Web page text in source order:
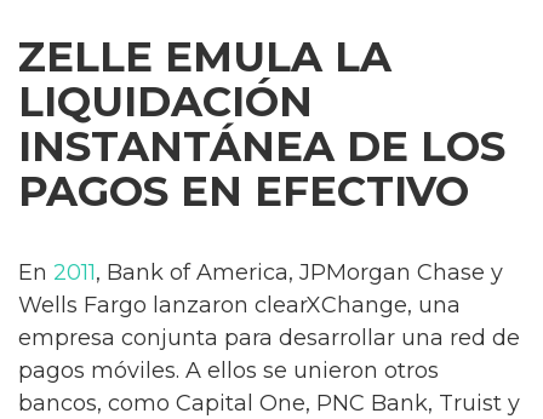
ZELLE EMULA LA
LIQUIDACIÓN
INSTANTÁNEA DE LOS
PAGOS EN EFECTIVO
En 2011, Bank of America, JPMorgan Chase y
Wells Fargo lanzaron clearXChange, una
empresa conjunta para desarrollar una red de
pagos móviles. A ellos se unieron otros
bancos, como Capital One, PNC Bank, Truist y